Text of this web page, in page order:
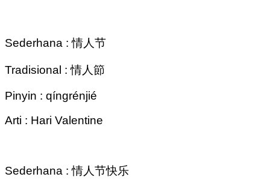
Sederhana : 情人节
Tradisional : 情人節
Pinyin : qíngrénjié
Arti : Hari Valentine
Sederhana : 情人节快乐